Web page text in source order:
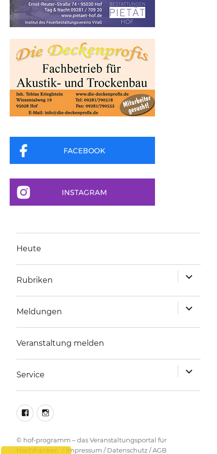
Heute
Rubriken
anzeigen
Meldungen
anzeigen
Veranstaltung melden
Service
anzeigen
facebookinstagram
© hof-programm – das Veranstaltungsportal für
Hochfranken
Impressum /Datenschutz /AGB